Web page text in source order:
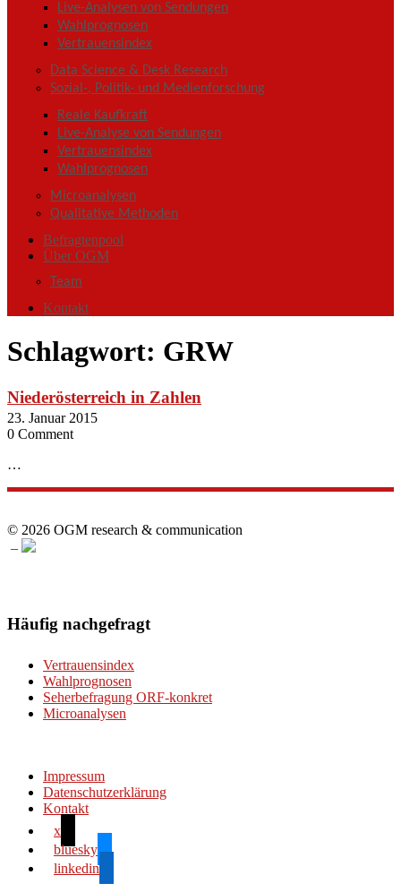
Live-Analysen von Sendungen
Wahlprognosen
Vertrauensindex
Data Science & Desk Research
Sozial-, Politik- und Medienforschung
Reale Kaufkraft
Live-Analyse von Sendungen
Vertrauensindex
Wahlprognosen
Microanalysen
Qualitative Methoden
Befragtenpool
Über OGM
Team
Kontakt
Schlagwort: GRW
Niederösterreich in Zahlen
23. Januar 2015
0 Comment
…
© 2026 OGM research & communication
–
Häufig nachgefragt
Vertrauensindex
Wahlprognosen
Seherbefragung ORF-konkret
Microanalysen
Impressum
Datenschutzerklärung
Kontakt
x
bluesky
linkedin